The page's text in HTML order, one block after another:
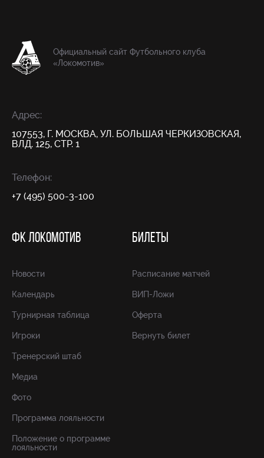
Официальный сайт Футбольного клуба
«Локомотив»
Адрес:
107553, Г. МОСКВА, УЛ. БОЛЬШАЯ ЧЕРКИЗОВСКАЯ,
ВЛД. 125, СТР. 1
Телефон:
+7 (495) 500-3-100
ФК ЛОКОМОТИВ
Новости
Календарь
Турнирная таблица
Игроки
Тренерский штаб
Медиа
Фото
Программа лояльности
Положение о программе
лояльности
БИЛЕТЫ
Расписание матчей
ВИП-Ложи
Оферта
Вернуть билет